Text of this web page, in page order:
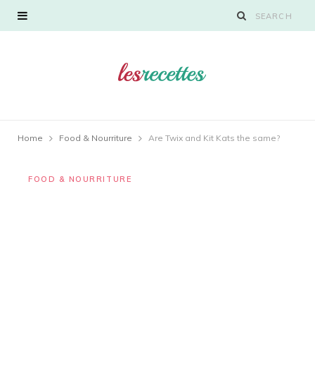
Home Food & Nourriture Are Twix and Kit Kats the same?
FOOD & NOURRITURE